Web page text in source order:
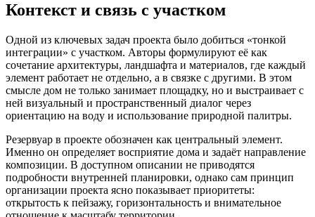
Контекст и связь с участком
Одной из ключевых задач проекта было добиться «тонкой
интеграции» с участком. Авторы формулируют её как
сочетание архитектуры, ландшафта и материалов, где каждый
элемент работает не отдельно, а в связке с другими. В этом
смысле дом не только занимает площадку, но и выстраивает с
ней визуальный и пространственный диалог через
ориентацию на воду и использование природной палитры.
Резервуар в проекте обозначен как центральный элемент.
Именно он определяет восприятие дома и задаёт направление
композиции. В доступном описании не приводятся
подробности внутренней планировки, однако сам принцип
организации проекта ясно показывает приоритеты:
открытость к пейзажу, горизонтальность и внимательное